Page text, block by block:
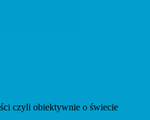
czyli obiektywnie o świecie